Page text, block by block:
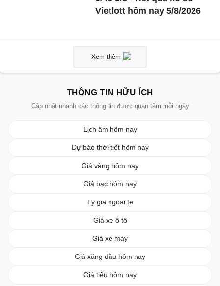
Vietlott hôm nay 5/8/2026
Xem thêm
THÔNG TIN HỮU ÍCH
Cập nhật nhanh các thông tin được quan tâm mỗi ngày
Lịch âm hôm nay
Dự báo thời tiết hôm nay
Giá vàng hôm nay
Giá bạc hôm nay
Tỷ giá ngoại tệ
Giá xe ô tô
Giá xe máy
Giá xăng dầu hôm nay
Giá tiêu hôm nay